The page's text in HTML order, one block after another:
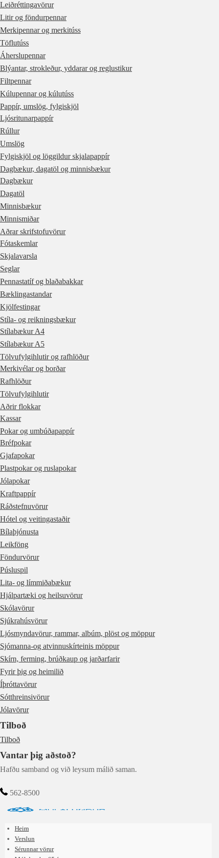
Leiðréttingavörur
Litir og föndurpennar
Merkipennar og merkitúss
Töflutúss
Áherslupennar
Blýantar, strokleður, yddarar og reglustikur
Filtpennar
Kúlupennar og kúlutúss
Pappír, umslög, fylgiskjöl
Ljósritunarpappír
Rúllur
Umslög
Fylgiskjöl og löggildur skjalapappír
Dagbækur, dagatöl og minnisbækur
Dagbækur
Dagatöl
Minnisbækur
Minnismiðar
Aðrar skrifstofuvörur
Fótaskemlar
Skjalavarsla
Seglar
Pennastatíf og blaðabakkar
Bæklingastandar
Kjölfestingar
Stíla- og reikningsbækur
Stílabækur A4
Stílabækur A5
Tölvufylgihlutir og rafhlöður
Merkivélar og borðar
Rafhlöður
Tölvufylgihlutir
Aðrir flokkar
Kassar
Pokar og umbúðapappír
Bréfpokar
Gjafapokar
Plastpokar og ruslapokar
Jólapokar
Kraftpappír
Ráðstefnuvörur
Hótel og veitingastaðir
Bílaþjónusta
Leikföng
Föndurvörur
Púsluspil
Lita- og límmiðabækur
Hjálpartæki og heilsuvörur
Skólavörur
Sjúkrahúsvörur
Ljósmyndavörur, rammar, albúm, plöst og möppur
Sjómanna-og atvinnuskírteinis möppur
Skírn, ferming, brúðkaup og jarðarfarir
Fyrir þig og heimilið
Íþróttavörur
Sótthreinsivörur
Jólavörur
Tilboð
Tilboð
Vantar þig aðstoð?
Hafðu samband og við leysum málið saman.
562-8500
Heim
Verslun
Sérunnar vörur